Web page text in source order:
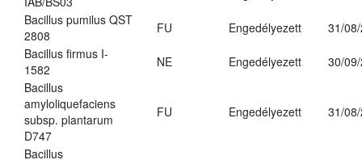
Bacillus pumilus QST
2808
FU Engedélyezett
31/
Bacillus firmus I-
1582
NE Engedélyezett
30/
Bacillus
amyloliquefaciens
subsp. plantarum
D747
FU Engedélyezett 31/
Bacillus